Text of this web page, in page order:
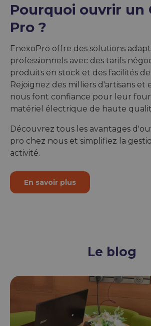
Pourquoi ouvrir un
Pro ?
EnexoPro offre des solutions
professionnels avec des tarifs
produits en stock et des facilités
Rejoignez des milliers d'artisans et
nous font confiance pour leur
matériel électrique de haute
Découvrez tous les avantages
pro chez nous et simplifiez la
activité.
En savoir plus
Le blog